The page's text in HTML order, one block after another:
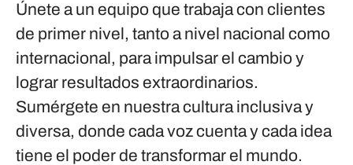
Únete a un equipo que trabaja con clientes
de primer nivel, tanto a nivel nacional como
internacional, para impulsar el cambio y
lograr resultados extraordinarios.
Sumérgete en nuestra cultura inclusiva y
diversa, donde cada voz cuenta y cada idea
tiene el poder de transformar el mundo.